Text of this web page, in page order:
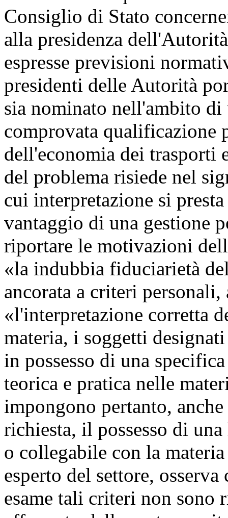
Consiglio di Stato
alla presidenza
espresse previsioni
presidenti delle Autorità
sia nominato nell'ambito di
comprovata qualificazione
dell'economia dei trasporti
del problema risiede nel
cui interpretazione si
vantaggio di una gestione
riportare le motivazioni
«la indubbia fiduciarietà
ancorata a criteri
«l'interpretazione corretta
materia, i soggetti designati
in possesso di una
teorica e pratica nelle
impongono pertanto,
richiesta, il possesso di
o collegabile con la
esperto del settore,
esame tali criteri non sono